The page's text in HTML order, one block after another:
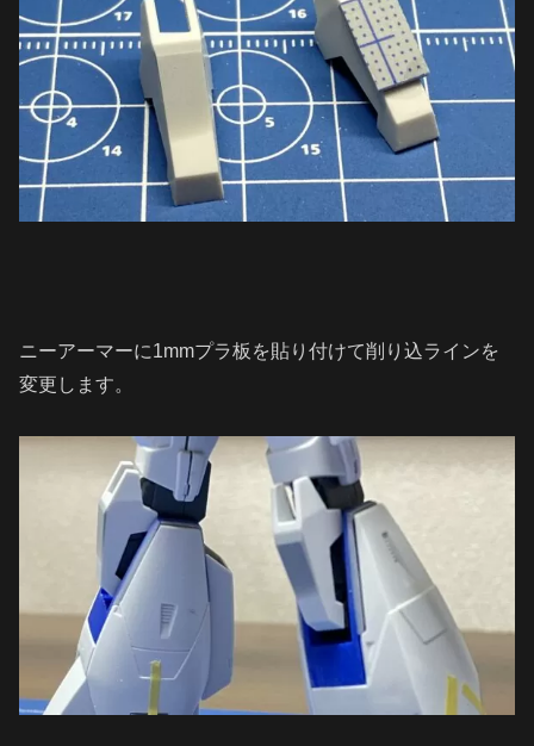
ニーアーマーに1mmプラ板を貼り付けて削り込ラインを
変更します。